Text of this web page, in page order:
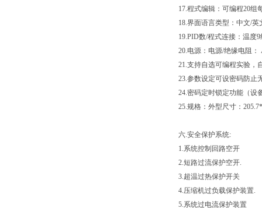
17.程式编辑：可编程20组
18.界面语言类型：中文/
19.PID数/程式连接：温度
20.电源：电源/绝缘电阻：
21.支持自选可
23.参数设定可设密码
24.密码定时锁定功能（设
25.规格：外型尺寸：
六.安全保护系统:
1.系统控制回路空开
2.短路过流保护空开.
3.超温过热保护开关
4.压缩机过负载保护装置.
5.系统过电流保护装置